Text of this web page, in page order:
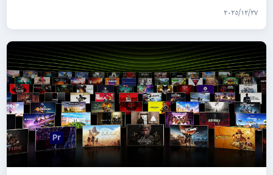
٢٧‏/١٢‏/٢٠٢٥